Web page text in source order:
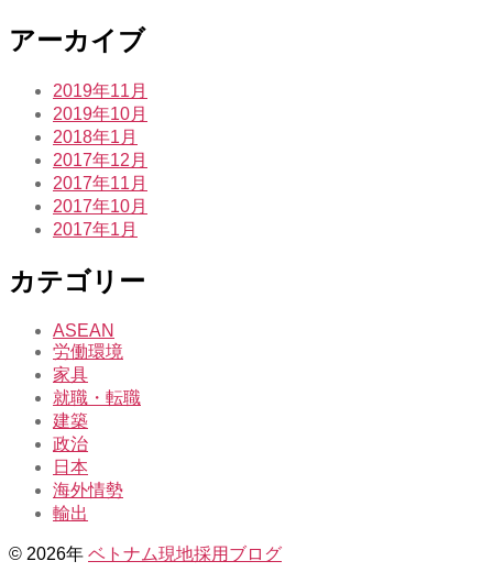
アーカイブ
2019年11月
2019年10月
2018年1月
2017年12月
2017年11月
2017年10月
2017年1月
カテゴリー
ASEAN
労働環境
家具
就職・転職
建築
政治
日本
海外情勢
輸出
© 2026年 ベトナム現地採用ブログ